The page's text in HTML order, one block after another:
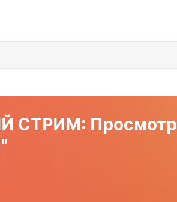
СТРИМ: Просмотр